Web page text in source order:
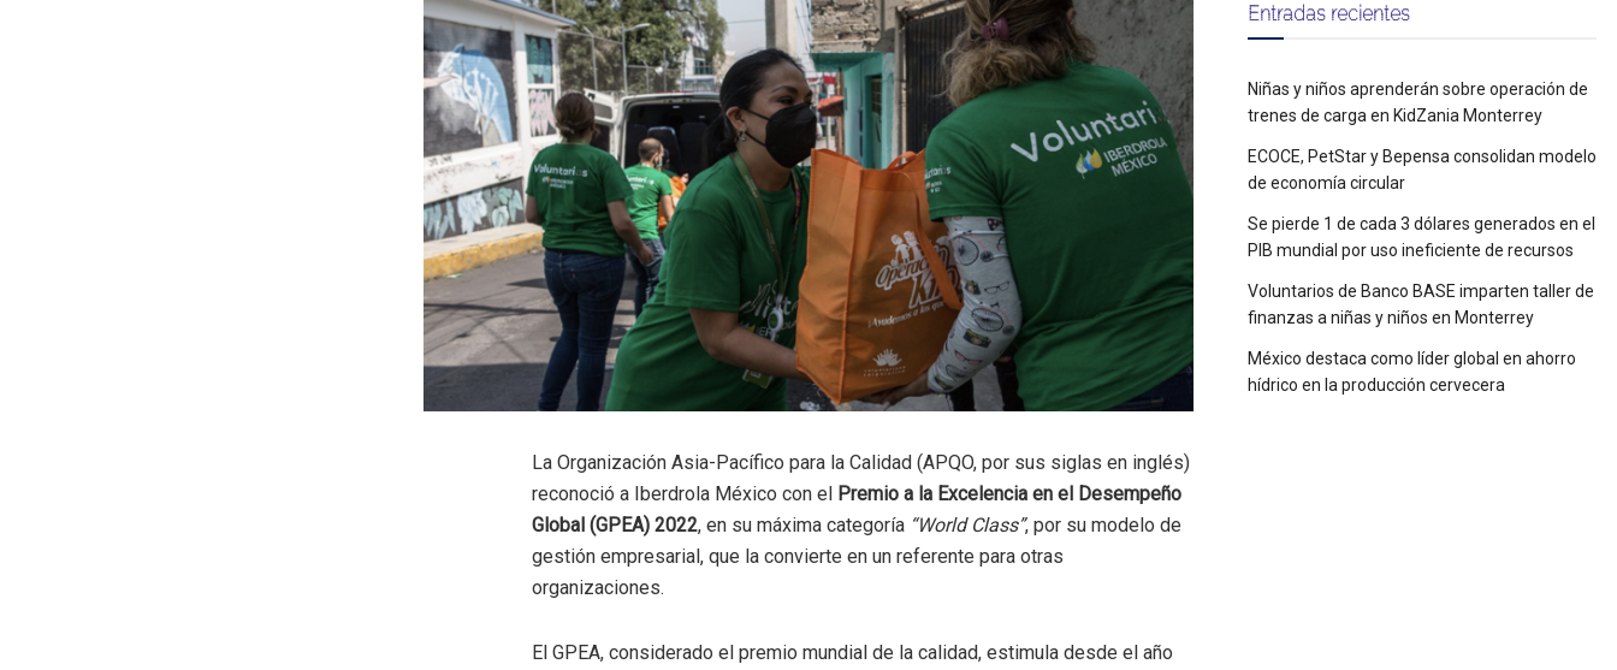
La Organización Asia-Pacífico para la Calidad (APQO, por sus siglas en inglés)
reconoció a Iberdrola México con el Premio a la Excelencia en el Desempeño
Global (GPEA) 2022, en su máxima categoría “World Class”, por su modelo de
gestión empresarial, que la convierte en un referente para otras
organizaciones.
El GPEA, considerado el premio mundial de la calidad, estimula desde el año
Entradas recientes
Niñas y niños aprenderán sobre operación de
trenes de carga en KidZania Monterrey
ECOCE, PetStar y Bepensa consolidan modelo
de economía circular
Se pierde 1 de cada 3 dólares generados en el
PIB mundial por uso ineficiente de recursos
Voluntarios de Banco BASE imparten taller de
finanzas a niñas y niños en Monterrey
México destaca como líder global en ahorro
hídrico en la producción cervecera